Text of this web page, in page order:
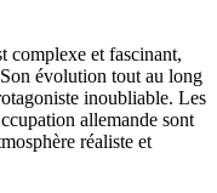
complexe et fascinant,
évolution tout au long
inoubliable. Les
allemande sont
réaliste et